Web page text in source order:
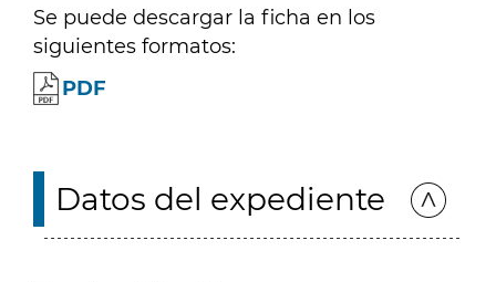
Se puede descargar la ficha en los
siguientes formatos:
PDF
Datos del expediente